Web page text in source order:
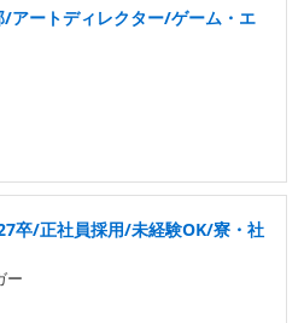
/アートディレクター/ゲーム・エ
卒/正社員採用/未経験OK/寮・社
ー